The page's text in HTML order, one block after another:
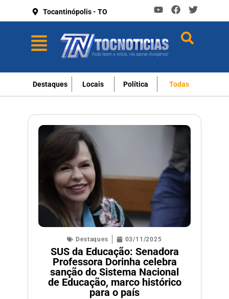
Tocantinópolis - TO
Destaques Locais Política Todas
Destaques 03/11/2025
SUS da Educação: Senadora
Professora Dorinha celebra
sanção do Sistema Nacional
de Educação, marco histórico
para o país